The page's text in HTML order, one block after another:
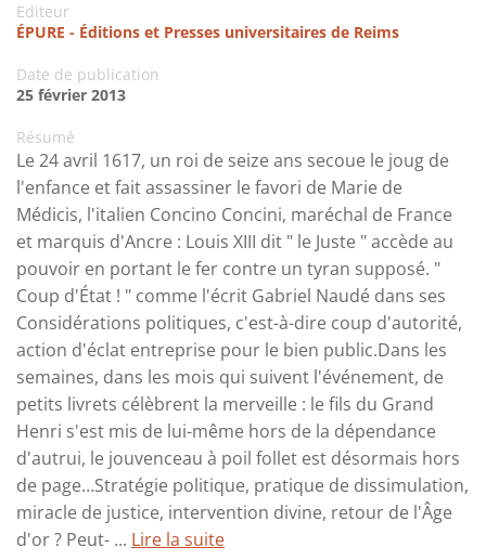
Editeur
ÉPURE - Éditions et Presses universitaires de Reims
Date de publication
25 février 2013
Résumé
Le 24 avril 1617, un roi de seize ans secoue le joug de
l'enfance et fait assassiner le favori de Marie de
Médicis, l'italien Concino Concini, maréchal de France
et marquis d'Ancre : Louis XIII dit " le Juste " accède au
pouvoir en portant le fer contre un tyran supposé. "
Coup d'État ! " comme l'écrit Gabriel Naudé dans ses
Considérations politiques, c'est-à-dire coup d'autorité,
action d'éclat entreprise pour le bien public.Dans les
semaines, dans les mois qui suivent l'événement, de
petits livrets célèbrent la merveille : le fils du Grand
Henri s'est mis de lui-même hors de la dépendance
d'autrui, le jouvenceau à poil follet est désormais hors
de page…Stratégie politique, pratique de dissimulation,
miracle de justice, intervention divine, retour de l'Âge
d'or ? Peut- ... Lire la suite